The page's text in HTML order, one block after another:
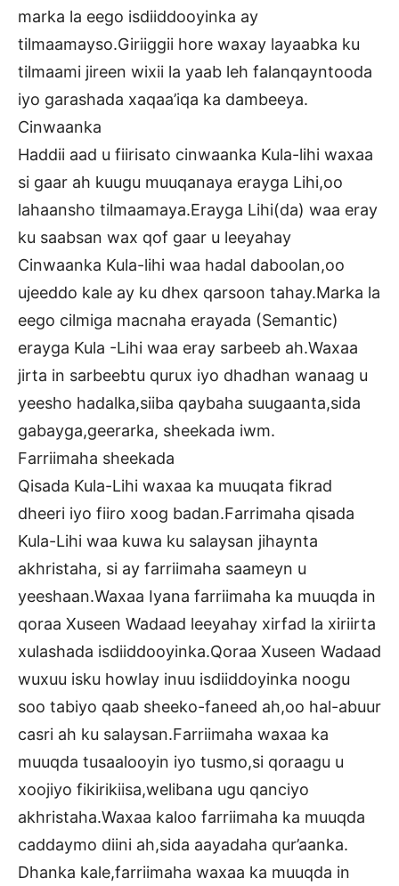
marka la eego isdiiddooyinka ay
tilmaamayso.Giriiggii hore waxay layaabka ku
tilmaami jireen wixii la yaab leh falanqayntooda
iyo garashada xaqaa’iqa ka dambeeya.
Cinwaanka
Haddii aad u fiirisato cinwaanka Kula-lihi waxaa
si gaar ah kuugu muuqanaya erayga Lihi,oo
lahaansho tilmaamaya.Erayga Lihi(da) waa eray
ku saabsan wax qof gaar u leeyahay
Cinwaanka Kula-lihi waa hadal daboolan,oo
ujeeddo kale ay ku dhex qarsoon tahay.Marka la
eego cilmiga macnaha erayada (Semantic)
erayga Kula -Lihi waa eray sarbeeb ah.Waxaa
jirta in sarbeebtu qurux iyo dhadhan wanaag u
yeesho hadalka,siiba qaybaha suugaanta,sida
gabayga,geerarka, sheekada iwm.
Farriimaha sheekada
Qisada Kula-Lihi waxaa ka muuqata fikrad
dheeri iyo fiiro xoog badan.Farrimaha qisada
Kula-Lihi waa kuwa ku salaysan jihaynta
akhristaha, si ay farriimaha saameyn u
yeeshaan.Waxaa Iyana farriimaha ka muuqda in
qoraa Xuseen Wadaad leeyahay xirfad la xiriirta
xulashada isdiiddooyinka.Qoraa Xuseen Wadaad
wuxuu isku howlay inuu isdiiddoyinka noogu
soo tabiyo qaab sheeko-faneed ah,oo hal-abuur
casri ah ku salaysan.Farriimaha waxaa ka
muuqda tusaalooyin iyo tusmo,si qoraagu u
xoojiyo fikirikiisa,welibana ugu qanciyo
akhristaha.Waxaa kaloo farriimaha ka muuqda
caddaymo diini ah,sida aayadaha qur’aanka.
Dhanka kale,farriimaha waxaa ka muuqda in